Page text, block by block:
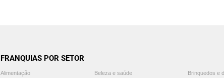
FRANQUIAS POR SETOR
Alimentação Beleza e saúde
Brinquedos e